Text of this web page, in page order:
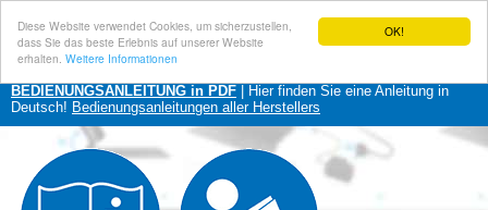
OK!
Diese Website verwendet Cookies, um sicherzustellen,
dass Sie das beste Erlebnis auf unserer Website
erhalten. Weitere Informationen
BEDIENUNGSANLEITUNG in PDF | Hier finden Sie eine Anleitung in
Deutsch! Bedienungsanleitungen aller Herstellers